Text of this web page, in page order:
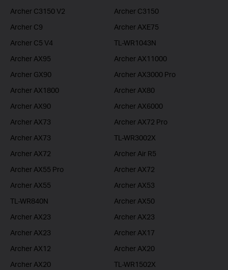
Archer C3150 V2
Archer C3150
Archer C9
Archer AXE75
Archer C5 V4
TL-WR1043N
Archer AX95
Archer AX11000
Archer GX90
Archer AX3000 Pro
Archer AX1800
Archer AX80
Archer AX90
Archer AX6000
Archer AX73
Archer AX72 Pro
Archer AX73
TL-WR3002X
Archer AX72
Archer Air R5
Archer AX55 Pro
Archer AX72
Archer AX55
Archer AX53
TL-WR840N
Archer AX50
Archer AX23
Archer AX23
Archer AX23
Archer AX17
Archer AX12
Archer AX20
Archer AX20
TL-WR1502X